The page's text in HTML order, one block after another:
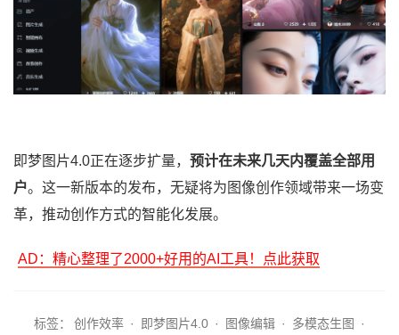
即梦图片4.0正在逐步扩量， 预计在未来几天内覆盖全部用
户。这一新版本的发布，无疑将为图像创作领域带来一场变
革，推动创作方式的智能化发展。
AD：精心整理了2000+好用的AI工具！点此获取
标签： 创作效率 · 即梦图片4.0 · 图像编辑 · 多模态生图 ·